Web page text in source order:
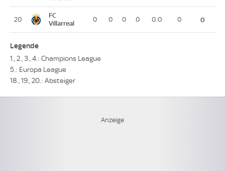
20
FC
Villarreal
0 0 0 0 0:0 0 0
Legende
1., 2., 3., 4.: Champions League
5.: Europa League
18., 19., 20.: Absteiger